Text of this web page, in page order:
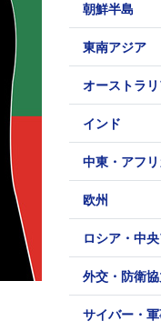
朝鮮半島
東南アジア
オーストラ
インド
中東・アフ
欧州
ロシア・中
外交・防衛協
サイバー・